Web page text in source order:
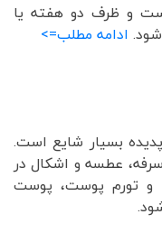
و ظرف دو هفته یا
ادامه مطلب=>
بسیار شایع است.
عطسه و اشکال در
و تورم پوست، پوست